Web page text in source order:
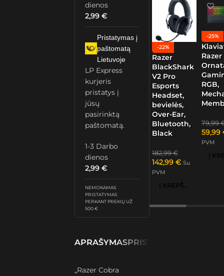
dienos
2,99€
Pristatymas į
paštomatą
Lietuvoje
LP Express
kurjeris
pristatys į
jūsų
pasirinktą
paštomatą.
1-3 Darbo
dienos
2,99€
NEMOKAMAS
PRISTATYMAS
PERKANT PREKIŲ UŽ
500 €
APRAŠYMASPRISTATYMAS IR
„Razer Cobra
-22%
Razer
BlackShark
V2 Pro
Esports
Headset,
bevielės,
Over-Ear,
Bluetooth,
Black
182,99€
142,99 € Su
PVM
Į KREPŠELĮ
-25%
Razer
RGB,
79,99
59,99
PVM